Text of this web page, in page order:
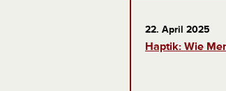
22. April 2025
Haptik: Wie